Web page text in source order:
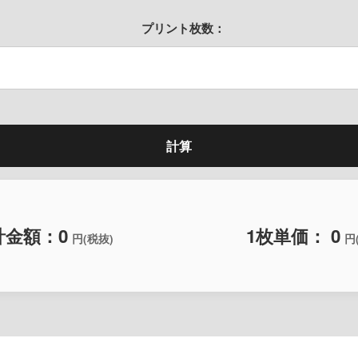
プリント枚数：
計算
額： 0 円(税抜) 1枚単価： 0